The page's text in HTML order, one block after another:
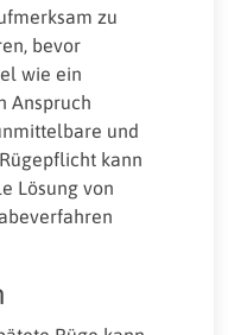
zu
bevor
wie ein
Anspruch
und
kann
Lösung von